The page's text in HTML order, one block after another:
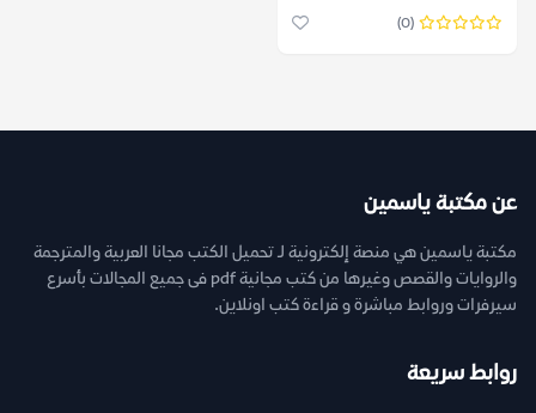
(0)
عن مكتبة ياسمين
مكتبة ياسمين هي منصة إلكترونية لـ تحميل الكتب مجانا العربية والمترجمة
والروايات والقصص وغيرها من كتب مجانية pdf فى جميع المجالات بأسرع
سيرفرات وروابط مباشرة و قراءة كتب اونلاين.
روابط سريعة